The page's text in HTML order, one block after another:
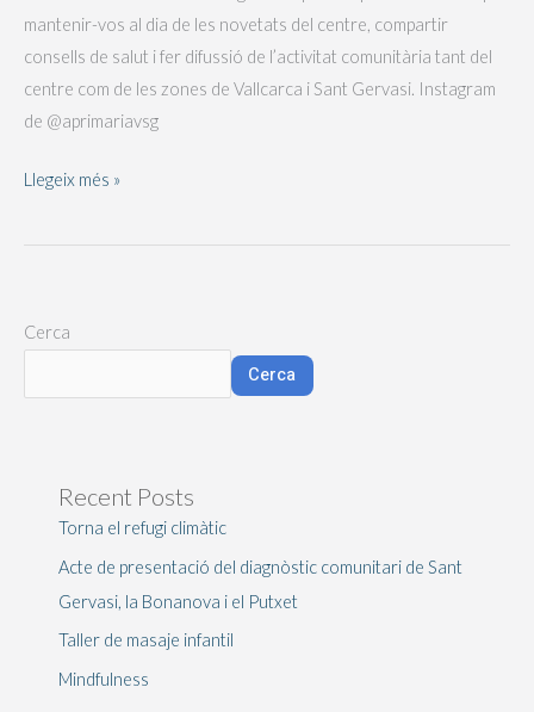
mantenir-vos al dia de les novetats del centre, compartir
consells de salut i fer difussió de l’activitat comunitària tant del
centre com de les zones de Vallcarca i Sant Gervasi. Instagram
de @aprimariavsg
Llegeix més »
Cerca
Cerca
Recent Posts
Torna el refugi climàtic
Acte de presentació del diagnòstic comunitari de Sant
Gervasi, la Bonanova i el Putxet
Taller de masaje infantil
Mindfulness